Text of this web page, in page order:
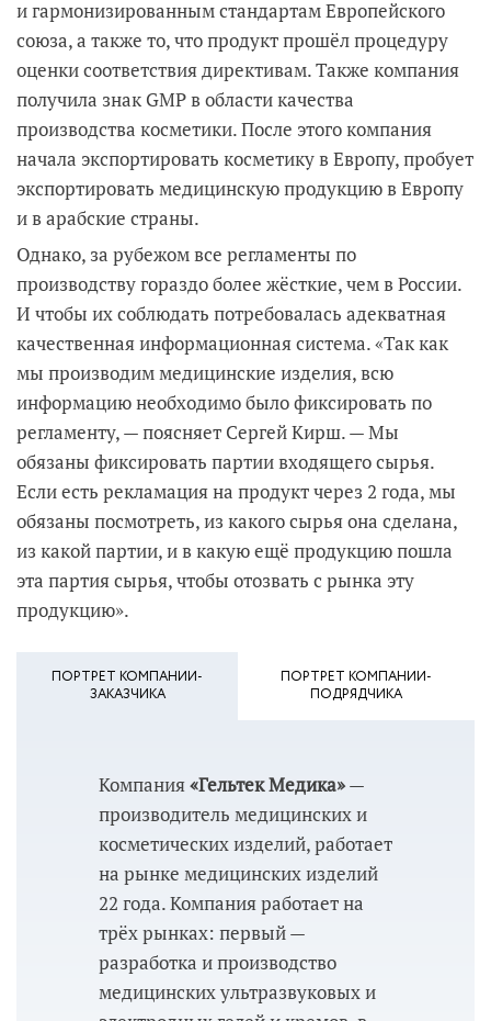
и гармонизированным стандартам Европейского
союза, а также то, что продукт прошёл процедуру
оценки соответствия директивам. Также компания
получила знак GMP в области качества
производства косметики. После этого компания
начала экспортировать косметику в Европу, пробует
экспортировать медицинскую продукцию в Европу
и в арабские страны.
Однако, за рубежом все регламенты по
производству гораздо более жёсткие, чем в России.
И чтобы их соблюдать потребовалась адекватная
качественная информационная система. «Так как
мы производим медицинские изделия, всю
информацию необходимо было фиксировать по
регламенту, — поясняет Сергей Кирш. — Мы
обязаны фиксировать партии входящего сырья.
Если есть рекламация на продукт через 2 года, мы
обязаны посмотреть, из какого сырья она сделана,
из какой партии, и в какую ещё продукцию пошла
эта партия сырья, чтобы отозвать с рынка эту
продукцию».
ПОРТРЕТ КОМПАНИИ-
ЗАКАЗЧИКА
ПОРТРЕТ КОМПАНИИ-
ПОДРЯДЧИКА
Компания«Гельтек Медика»—
производитель медицинских и
косметических изделий, работает
на рынке медицинских изделий
22 года. Компания работает на
трёх рынках: первый —
разработка и производство
медицинских ультразвуковых и